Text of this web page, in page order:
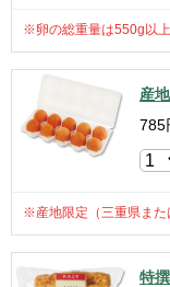
※卵の総重量は550g以
産
785
※産地限定（三重県また
特